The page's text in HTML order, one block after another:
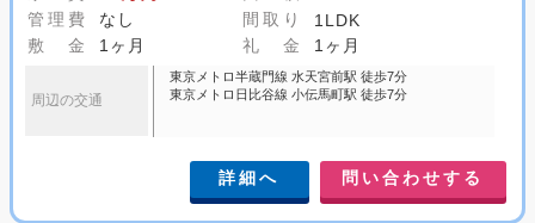
管理費
なし 間取り
1LDK
敷 金
1ヶ月 礼 金 1ヶ月
周辺の交通
東京メトロ半蔵門線 水天宮前駅 徒歩7分
東京メトロ日比谷線 小伝馬町駅 徒歩7分
詳細へ 問い合わせする